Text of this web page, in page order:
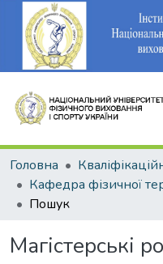
Головна
Пошук
Магістерські